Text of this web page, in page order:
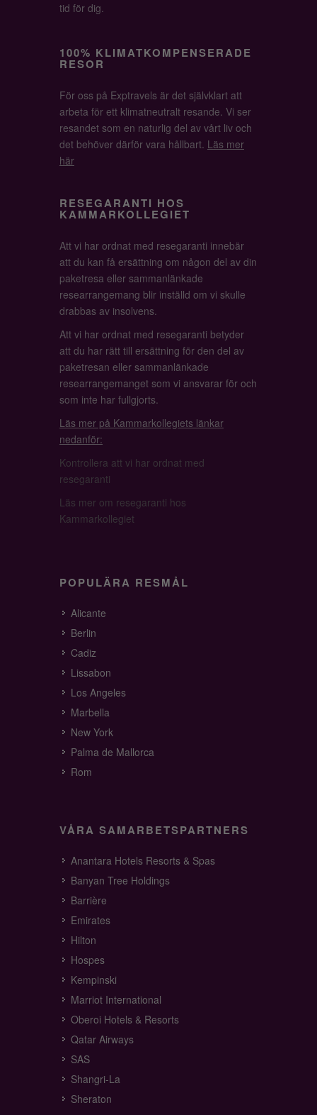
tid för dig.
100% KLIMATKOMPENSERADE
RESOR
För oss på Exptravels är det självklart att
arbeta för ett klimatneutralt resande. Vi ser
resandet som en naturlig del av vårt liv och
det behöver därför vara hållbart. Läs mer
här
RESEGARANTI HOS
KAMMARKOLLEGIET
Att vi har ordnat med resegaranti innebär
att du kan få ersättning om någon del av din
paketresa eller sammanlänkade
researrangemang blir inställd om vi skulle
drabbas av insolvens.
Att vi har ordnat med resegaranti betyder
att du har rätt till ersättning för den del av
paketresan eller sammanlänkade
researrangemanget som vi ansvarar för och
som inte har fullgjorts.
Läs mer på Kammarkollegiets länkar
nedanför:
Kontrollera att vi har ordnat med
resegaranti
Läs mer om resegaranti hos
Kammarkollegiet
POPULÄRA RESMÅL
Alicante
Berlin
Cadiz
Lissabon
Los Angeles
Marbella
New York
Palma de Mallorca
Rom
VÅRA SAMARBETSPARTNERS
Anantara Hotels Resorts & Spas
Banyan Tree Holdings
Barrière
Emirates
Hilton
Hospes
Kempinski
Marriot International
Oberoi Hotels & Resorts
Qatar Airways
SAS
Shangri-La
Sheraton